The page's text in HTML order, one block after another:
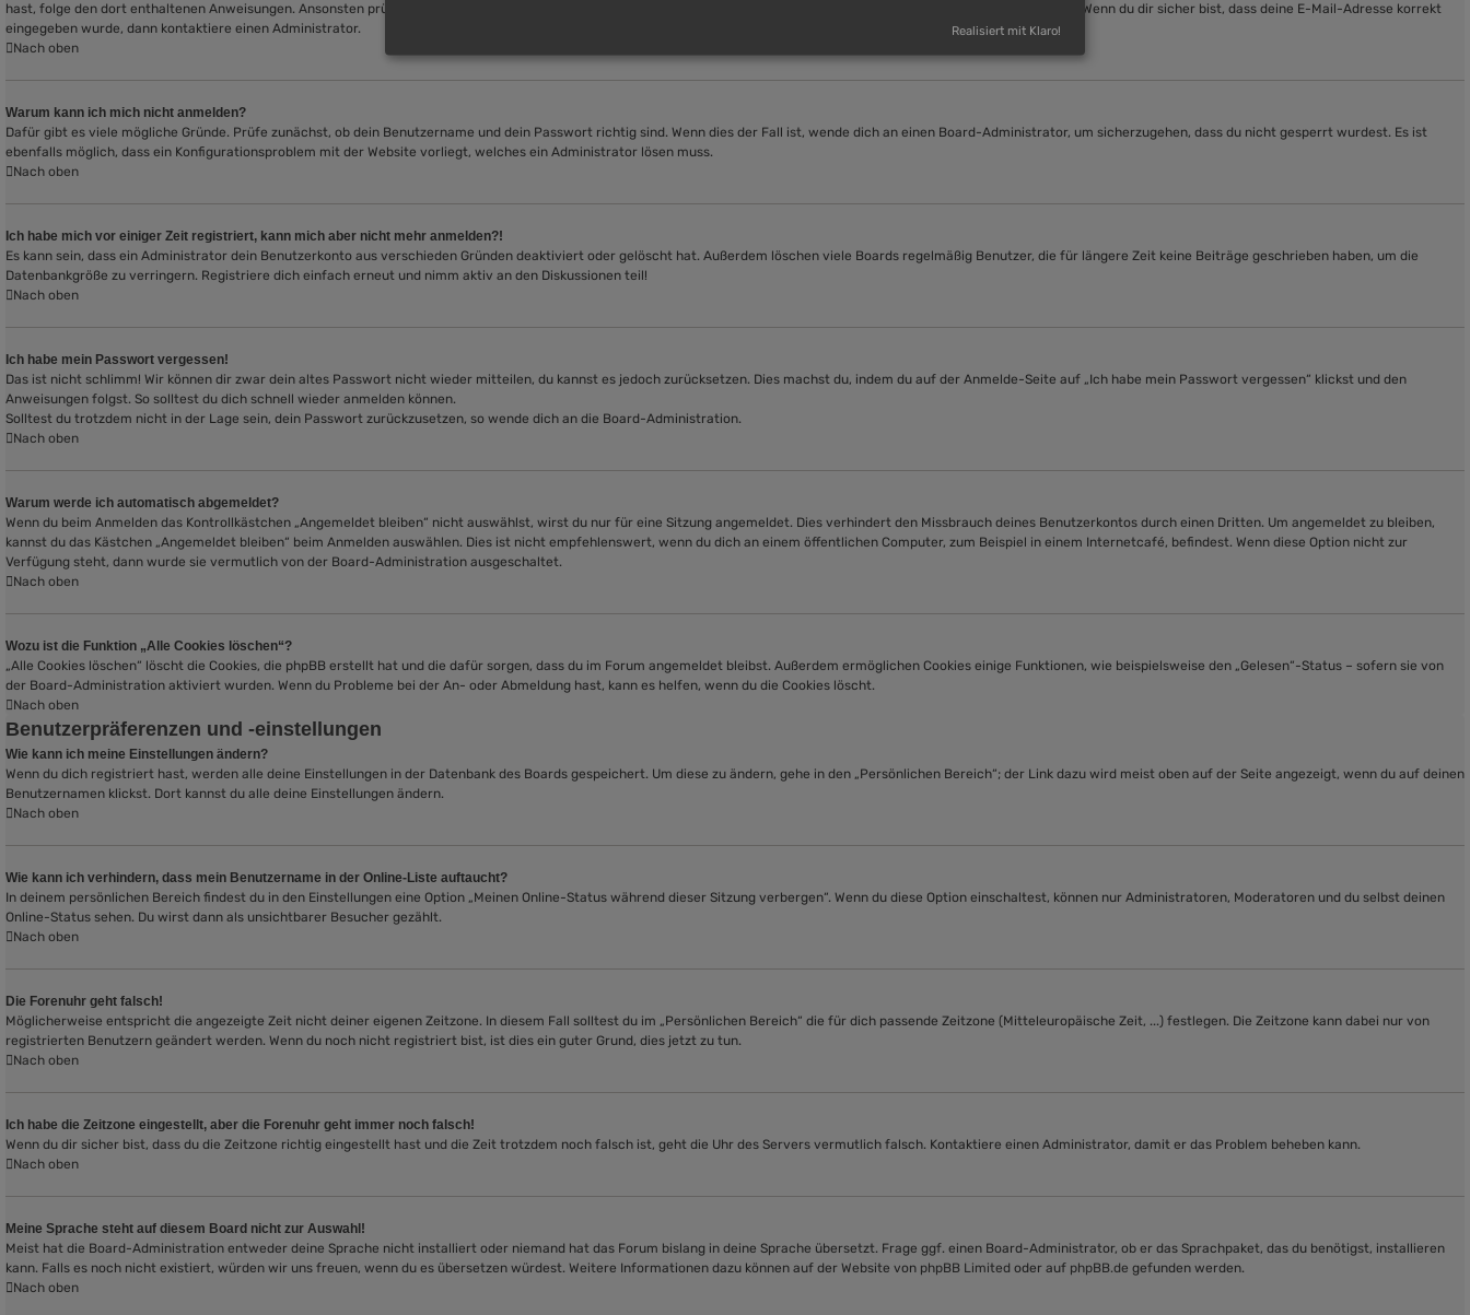
hast, folge den dort enthaltenen Anweisungen. Ansonsten prüfe, ob du deine E-Mail-Adresse korrekt eingegeben hast oder die E-Mail von einem Spam-Filter blockiert wurde. Wenn du dir sicher bist, dass deine E-Mail-Adresse korrekt
eingegeben wurde, dann kontaktiere einen Administrator.
Nach oben
Warum kann ich mich nicht anmelden?
Dafür gibt es viele mögliche Gründe. Prüfe zunächst, ob dein Benutzername und dein Passwort richtig sind. Wenn dies der Fall ist, wende dich an einen Board-Administrator, um sicherzugehen, dass du nicht gesperrt wurdest. Es ist
ebenfalls möglich, dass ein Konfigurationsproblem mit der Website vorliegt, welches ein Administrator lösen muss.
Nach oben
Ich habe mich vor einiger Zeit registriert, kann mich aber nicht mehr anmelden?!
Es kann sein, dass ein Administrator dein Benutzerkonto aus verschieden Gründen deaktiviert oder gelöscht hat. Außerdem löschen viele Boards regelmäßig Benutzer, die für längere Zeit keine Beiträge geschrieben haben, um die
Datenbankgröße zu verringern. Registriere dich einfach erneut und nimm aktiv an den Diskussionen teil!
Nach oben
Ich habe mein Passwort vergessen!
Das ist nicht schlimm! Wir können dir zwar dein altes Passwort nicht wieder mitteilen, du kannst es jedoch zurücksetzen. Dies machst du, indem du auf der Anmelde-Seite auf „Ich habe mein Passwort vergessen“ klickst und den
Anweisungen folgst. So solltest du dich schnell wieder anmelden können.
Solltest du trotzdem nicht in der Lage sein, dein Passwort zurückzusetzen, so wende dich an die Board-Administration.
Nach oben
Warum werde ich automatisch abgemeldet?
Wenn du beim Anmelden das Kontrollkästchen „Angemeldet bleiben“ nicht auswählst, wirst du nur für eine Sitzung angemeldet. Dies verhindert den Missbrauch deines Benutzerkontos durch einen Dritten. Um angemeldet zu bleiben,
kannst du das Kästchen „Angemeldet bleiben“ beim Anmelden auswählen. Dies ist nicht empfehlenswert, wenn du dich an einem öffentlichen Computer, zum Beispiel in einem Internetcafé, befindest. Wenn diese Option nicht zur
Verfügung steht, dann wurde sie vermutlich von der Board-Administration ausgeschaltet.
Nach oben
Wozu ist die Funktion „Alle Cookies löschen“?
„Alle Cookies löschen“ löscht die Cookies, die phpBB erstellt hat und die dafür sorgen, dass du im Forum angemeldet bleibst. Außerdem ermöglichen Cookies einige Funktionen, wie beispielsweise den „Gelesen“-Status – sofern sie von
der Board-Administration aktiviert wurden. Wenn du Probleme bei der An- oder Abmeldung hast, kann es helfen, wenn du die Cookies löscht.
Nach oben
Benutzerpräferenzen und -einstellungen
Wie kann ich meine Einstellungen ändern?
Wenn du dich registriert hast, werden alle deine Einstellungen in der Datenbank des Boards gespeichert. Um diese zu ändern, gehe in den „Persönlichen Bereich“; der Link dazu wird meist oben auf der Seite angezeigt, wenn du auf deinen
Benutzernamen klickst. Dort kannst du alle deine Einstellungen ändern.
Nach oben
Wie kann ich verhindern, dass mein Benutzername in der Online-Liste auftaucht?
In deinem persönlichen Bereich findest du in den Einstellungen eine Option „Meinen Online-Status während dieser Sitzung verbergen“. Wenn du diese Option einschaltest, können nur Administratoren, Moderatoren und du selbst deinen
Online-Status sehen. Du wirst dann als unsichtbarer Besucher gezählt.
Nach oben
Die Forenuhr geht falsch!
Möglicherweise entspricht die angezeigte Zeit nicht deiner eigenen Zeitzone. In diesem Fall solltest du im „Persönlichen Bereich“ die für dich passende Zeitzone (Mitteleuropäische Zeit, ...) festlegen. Die Zeitzone kann dabei nur von
registrierten Benutzern geändert werden. Wenn du noch nicht registriert bist, ist dies ein guter Grund, dies jetzt zu tun.
Nach oben
Ich habe die Zeitzone eingestellt, aber die Forenuhr geht immer noch falsch!
Wenn du dir sicher bist, dass du die Zeitzone richtig eingestellt hast und die Zeit trotzdem noch falsch ist, geht die Uhr des Servers vermutlich falsch. Kontaktiere einen Administrator, damit er das Problem beheben kann.
Nach oben
Meine Sprache steht auf diesem Board nicht zur Auswahl!
Meist hat die Board-Administration entweder deine Sprache nicht installiert oder niemand hat das Forum bislang in deine Sprache übersetzt. Frage ggf. einen Board-Administrator, ob er das Sprachpaket, das du benötigst, installieren
kann. Falls es noch nicht existiert, würden wir uns freuen, wenn du es übersetzen würdest. Weitere Informationen dazu können auf der Website von phpBB Limited oder auf phpBB.de gefunden werden.
Nach oben
Realisiert mit Klaro!